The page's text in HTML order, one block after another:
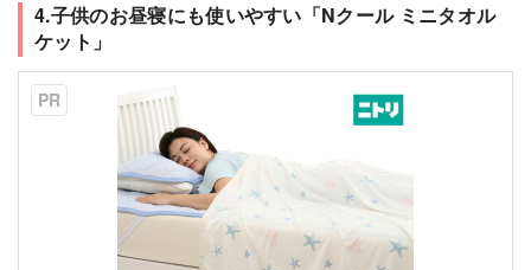
4.子供のお昼寝にも使いやすい「Nクール ミニタオル
ケット」
PR